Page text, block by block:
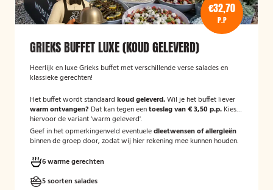
€32,70
P.P
GRIEKS BUFFET LUXE (KOUD GELEVERD)
Heerlijk en luxe Grieks buffet met verschillende verse salades en
klassieke gerechten!
Het buffet wordt standaard koud geleverd.Wil je het buffet liever
warm ontvangen? Dat kan tegen eentoeslag van € 3,50 p.p. Kies
hiervoor de variant 'warm geleverd'.
Geef in het opmerkingenveld eventueledieetwensen of allergieën
binnen de groep door, zodat wij hier rekening mee kunnen houden.
6 warme gerechten
5 soorten salades